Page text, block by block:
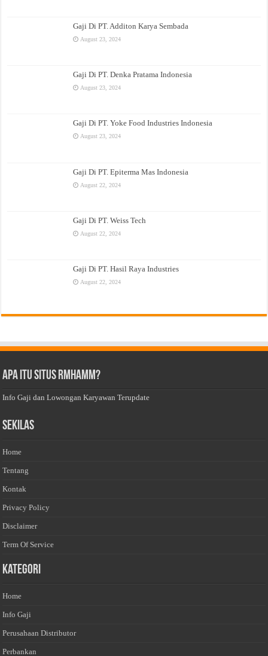
Gaji Di PT. Additon Karya Sembada
August 23, 2024
Gaji Di PT. Denka Pratama Indonesia
August 23, 2024
Gaji Di PT. Yoke Food Industries Indonesia
August 23, 2024
Gaji Di PT. Epiterma Mas Indonesia
August 22, 2024
Gaji Di PT. Weiss Tech
August 22, 2024
Gaji Di PT. Hasil Raya Industries
August 22, 2024
Apa Itu Situs Rmhamm?
Info Gaji dan Lowongan Karyawan Terupdate
Sekilas
Home
Tentang
Kontak
Privacy Policy
Disclaimer
Term Of Service
Kategori
Home
Info Gaji
Perusahaan Distributor
Perbankan